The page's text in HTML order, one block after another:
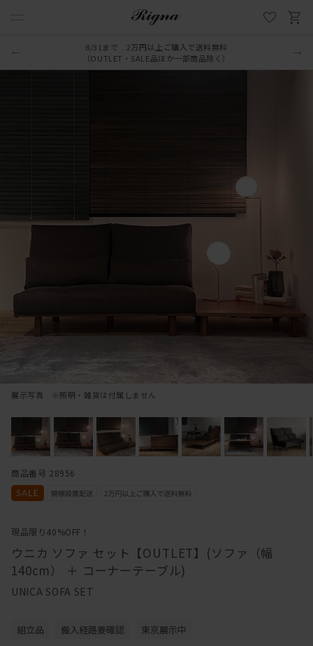
8/31まで 2万円以上ご購入で送料無料
（OUTLET・SALE品ほか一部商品除く）
現品限り40%OFF！
ウニカ ソファ セット【OUTLET】(ソファ（幅
140cm） ＋ コーナーテーブル)
UNICA SOFA SET
展示写真 ※照明・雑貨は付属しません
組立品 搬入経路要確認 東京展示中
商品番号 28956